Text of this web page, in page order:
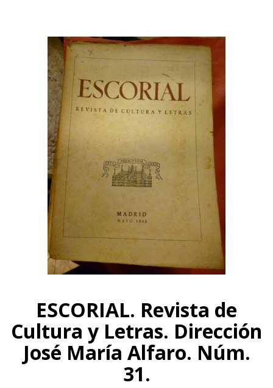
ESCORIAL. Revista de
Cultura y Letras. Dirección
José María Alfaro. Núm.
31.